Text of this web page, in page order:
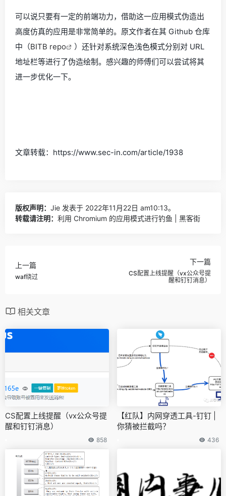
可以说只要有一定的前端功力，借助这一应用模式伪造出
高度仿真的应用是非常简单的。原文作者在其 Github 仓库
中（BITB repo
）还针对系统深色浅色模式分别对 URL
地址栏等进行了伪造绘制。感兴趣的师傅们可以尝试将其
进一步优化一下。
文章转载：https://www.sec-in.com/article/1938
版权声明： Jie 发表于 2022年11月22日 am10:13。
转载请注明： 利用 Chromium 的应用模式进行钓鱼 | 黑客街
上一篇
waf绕过
下一篇
CS配置上线提醒（vx公众号提
醒和钉钉消息）
相关文章
CS配置上线提醒（vx公众号提
醒和钉钉消息）
858
【红队】内网穿透工具-钉钉 |
你猜被拦截吗？
436